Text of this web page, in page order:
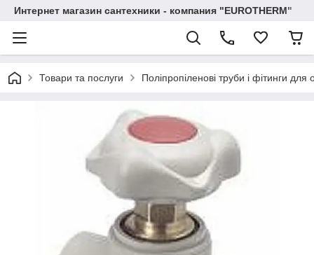
Интернет магазин сантехники - компания "EUROTHERM"
Товари та послуги Поліпропіленові труби і фітинги